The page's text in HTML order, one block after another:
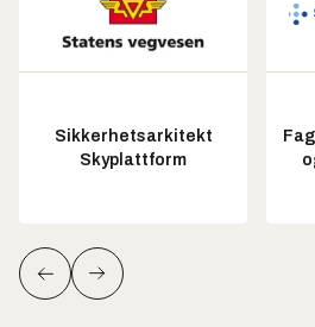
Sikkerhetsarkitekt
Skyplattform